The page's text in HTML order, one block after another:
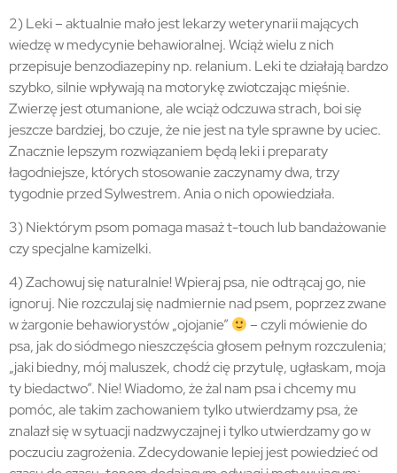
2) Leki – aktualnie mało jest lekarzy weterynarii mających
wiedzę w medycynie behawioralnej. Wciąż wielu z nich
przepisuje benzodiazepiny np. relanium. Leki te działają bardzo
szybko, silnie wpływają na motorykę zwiotczając mięśnie.
Zwierzę jest otumanione, ale wciąż odczuwa strach, boi się
jeszcze bardziej, bo czuje, że nie jest na tyle sprawne by uciec.
Znacznie lepszym rozwiązaniem będą leki i preparaty
łagodniejsze, których stosowanie zaczynamy dwa, trzy
tygodnie przed Sylwestrem. Ania o nich opowiedziała.
3) Niektórym psom pomaga masaż t-touch lub bandażowanie
czy specjalne kamizelki.
4) Zachowuj się naturalnie! Wpieraj psa, nie odtrącaj go, nie
ignoruj. Nie rozczulaj się nadmiernie nad psem, poprzez zwane
w żargonie behawiorystów „ojojanie”
– czyli mówienie do
psa, jak do siódmego nieszczęścia głosem pełnym rozczulenia;
„jaki biedny, mój maluszek, chodź cię przytulę, ugłaskam, moja
ty biedactwo”. Nie! Wiadomo, że żal nam psa i chcemy mu
pomóc, ale takim zachowaniem tylko utwierdzamy psa, że
znalazł się w sytuacji nadzwyczajnej i tylko utwierdzamy go w
poczuciu zagrożenia. Zdecydowanie lepiej jest powiedzieć od